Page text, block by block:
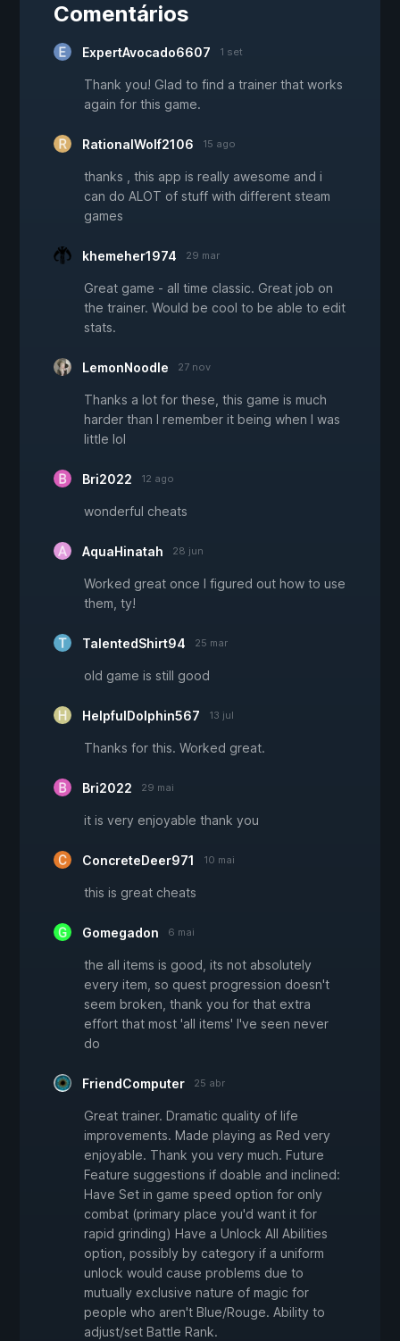
Comentários
ExpertAvocado6607 1 set
Thank you! Glad to find a trainer that works
again for this game.
RationalWolf2106 15 ago
thanks , this app is really awesome and i
can do ALOT of stuff with different steam
games
khemeher1974 29 mar
Great game - all time classic. Great job on
the trainer. Would be cool to be able to edit
stats.
LemonNoodle 27 nov
Thanks a lot for these, this game is much
harder than I remember it being when I was
little lol
Bri2022 12 ago
wonderful cheats
AquaHinatah 28 jun
Worked great once I figured out how to use
them, ty!
TalentedShirt94 25 mar
old game is still good
HelpfulDolphin567 13 jul
Thanks for this. Worked great.
Bri2022 29 mai
it is very enjoyable thank you
ConcreteDeer971 10 mai
this is great cheats
Gomegadon 6 mai
the all items is good, its not absolutely
every item, so quest progression doesn't
seem broken, thank you for that extra
effort that most 'all items' I've seen never
do
FriendComputer 25 abr
Great trainer. Dramatic quality of life
improvements. Made playing as Red very
enjoyable. Thank you very much. Future
Feature suggestions if doable and inclined:
Have Set in game speed option for only
combat (primary place you'd want it for
rapid grinding) Have a Unlock All Abilities
option, possibly by category if a uniform
unlock would cause problems due to
mutually exclusive nature of magic for
people who aren't Blue/Rouge. Ability to
adjust/set Battle Rank.